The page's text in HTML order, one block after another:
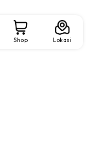
Shop Lokasi